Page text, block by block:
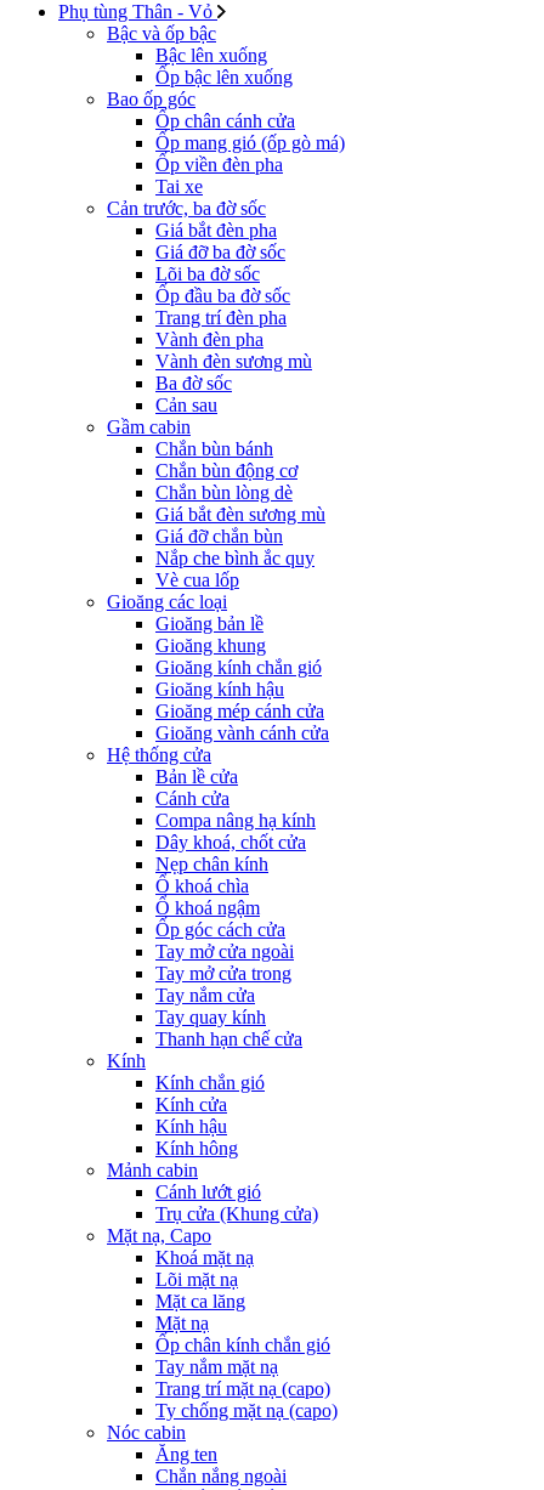
Phụ tùng Thân - Vỏ
Bậc và ốp bậc
Bậc lên xuống
Ốp bậc lên xuống
Bao ốp góc
Ốp chân cánh cửa
Ốp mang gió (ốp gò má)
Ốp viền đèn pha
Tai xe
Cản trước, ba đờ sốc
Giá bắt đèn pha
Giá đỡ ba đờ sốc
Lõi ba đờ sốc
Ốp đầu ba đờ sốc
Trang trí đèn pha
Vành đèn pha
Vành đèn sương mù
Ba đờ sốc
Cản sau
Gầm cabin
Chắn bùn bánh
Chắn bùn động cơ
Chắn bùn lòng dè
Giá bắt đèn sương mù
Giá đỡ chắn bùn
Nắp che bình ắc quy
Vè cua lốp
Gioăng các loại
Gioăng bản lề
Gioăng khung
Gioăng kính chắn gió
Gioăng kính hậu
Gioăng mép cánh cửa
Gioăng vành cánh cửa
Hệ thống cửa
Bản lề cửa
Cánh cửa
Compa nâng hạ kính
Dây khoá, chốt cửa
Nẹp chân kính
Ổ khoá chìa
Ổ khoá ngậm
Ốp góc cách cửa
Tay mở cửa ngoài
Tay mở cửa trong
Tay nắm cửa
Tay quay kính
Thanh hạn chế cửa
Kính
Kính chắn gió
Kính cửa
Kính hậu
Kính hông
Mảnh cabin
Cánh lướt gió
Trụ cửa (Khung cửa)
Mặt nạ, Capo
Khoá mặt nạ
Lõi mặt nạ
Mặt ca lăng
Mặt nạ
Ốp chân kính chắn gió
Tay nắm mặt nạ
Trang trí mặt nạ (capo)
Ty chống mặt nạ (capo)
Nóc cabin
Ăng ten
Chắn nắng ngoài